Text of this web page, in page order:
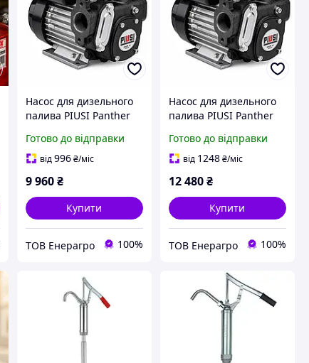
Насос для дизельного
палива PIUSI Panther
/ 56 літрів в хвилину
Готово до відправки
від996 ₴/міс
9 960 ₴
Купити
ТОВ Енерагро 100%
Насос для дизельного
палива PIUSI Panther
/ 72 літрів в хвилину
Готово до відправки
від 1248₴/міс
12 480₴
Купити
ТОВ Енерагро 100%